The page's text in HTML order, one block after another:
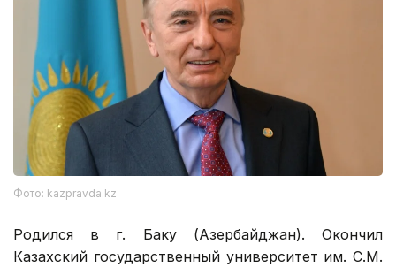
Фото: kazpravda.kz
Родился в г. Баку (Азербайджан). Окончил
Казахский государственный университет им. С.М.